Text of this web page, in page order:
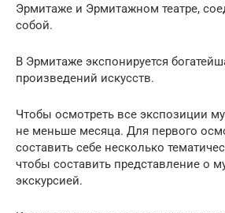
Эрмитаже и Эрмитажном театре,
собой.
В Эрмитаже экспонируется
произведений искусств.
Чтобы осмотреть все экспозиции
не меньше месяца. Для первого
составить себе несколько
чтобы составить представление о
экскурсией.